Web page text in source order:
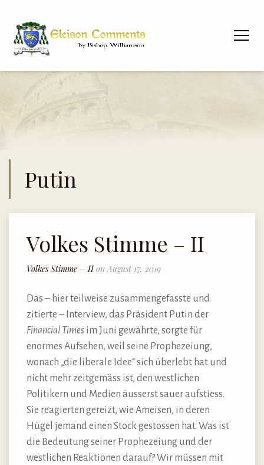
Putin
Volkes Stimme – II
Volkes Stimme – IIon August 17, 2019
Das – hier teilweise zusammengefasste und
zitierte – Interview, das Präsident Putin der
Financial Times im Juni gewährte, sorgte für
enormes Aufsehen, weil seine Prophezeiung,
wonach „die liberale Idee“ sich überlebt hat und
nicht mehr zeitgemäss ist, den westlichen
Politikern und Medien äusserst sauer aufstiess.
Sie reagierten gereizt, wie Ameisen, in deren
Hügel jemand einen Stock gestossen hat. Was ist
die Bedeutung seiner Prophezeiung und der
westlichen Reaktionen darauf? Wir müssen mit